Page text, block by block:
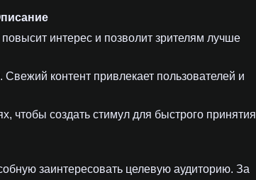
интерес и позволит зрителям лучше
контент привлекает пользователей и
чтобы создать стимул для быстрого принятия
заинтересовать целевую аудиторию. За